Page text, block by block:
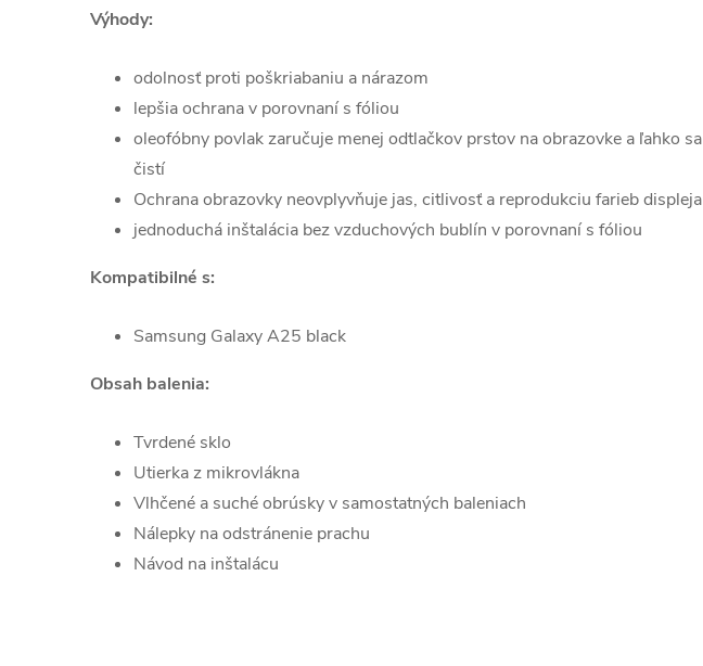
Výhody:
odolnosť proti poškriabaniu a nárazom
lepšia ochrana v porovnaní s fóliou
oleofóbny povlak zaručuje menej odtlačkov prstov na obrazovke a ľahko sa
čistí
Ochrana obrazovky neovplyvňuje jas, citlivosť a reprodukciu farieb displeja
jednoduchá inštalácia bez vzduchových bublín v porovnaní s fóliou
Kompatibilné s:
Samsung Galaxy A25 black
Obsah balenia:
Tvrdené sklo
Utierka z mikrovlákna
Vlhčené a suché obrúsky v samostatných baleniach
Nálepky na odstránenie prachu
Návod na inštalácu